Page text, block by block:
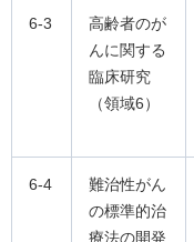
6-3
高齢者のが
んに関する
臨床研究
（領域6）
6-4
難治性がん
の標準的治
療法の開発